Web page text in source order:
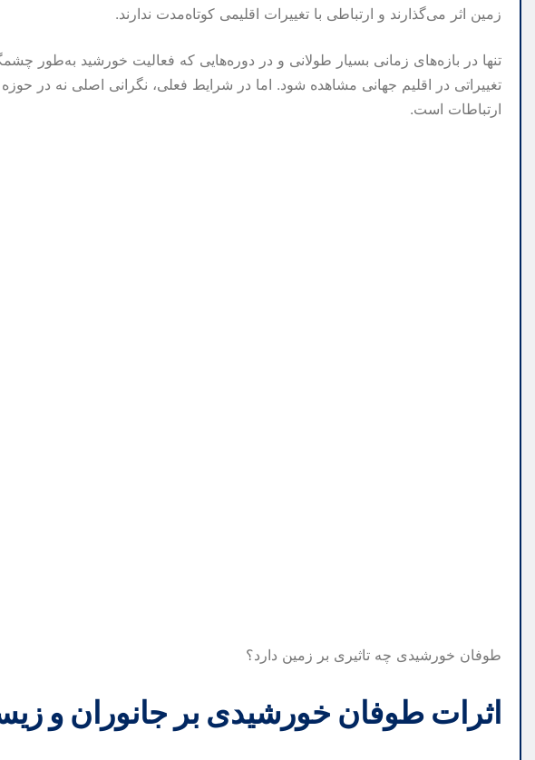
زمین اثر می‌گذارند و ارتباطی با تغییرات اقلیمی کوتاه‌مدت ندارند.
تنها در بازه‌های زمانی بسیار طولانی و در دوره‌هایی که فعالیت خورشید به‌طور
تغییراتی در اقلیم جهانی مشاهده شود. اما در شرایط فعلی، نگرانی اصلی نه در
ارتباطات است.
طوفان‌ خورشیدی چه تاثیری بر زمین دارد؟
اثرات طوفان خورشیدی بر جانوران و